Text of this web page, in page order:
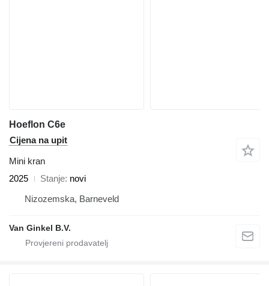
Hoeflon C6e
Cijena na upit
Mini kran
2025
Stanje novi
Nizozemska, Barneveld
Van Ginkel B.V.